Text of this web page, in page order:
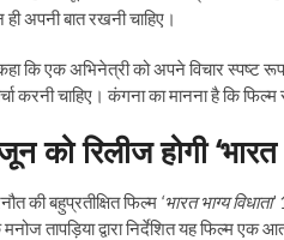
ही अपनी बात रखनी चाहिए।
कि एक अभिनेत्री को अपने विचार स्पष्ट
करनी चाहिए। कंगना का मानना है कि
को रिलीज होगी ‘भारत
की बहुप्रतीक्षित फिल्म ‘भारत भाग्य विधाता’
मनोज तापड़िया द्वारा निर्देशित यह फिल्म